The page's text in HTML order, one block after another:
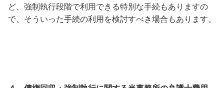
ど、強制執行段階で利用できる特別な手続もありますの
で、そういった手続の利用を検討すべき場合もあります。